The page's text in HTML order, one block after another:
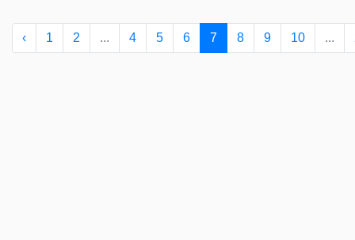
‹ 1 2 ... 4 5 6 7 8 9 10 ...